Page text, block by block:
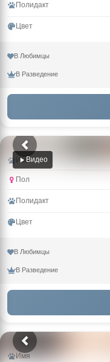
Полидакт
Цвет
В Любимцы
В Разведение
Видео
Имя
Пол
Полидакт
Цвет
В Любимцы
В Разведение
Имя